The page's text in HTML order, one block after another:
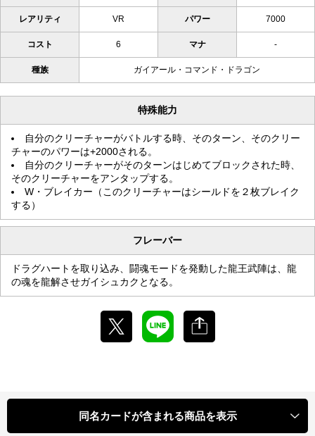
レアリティ VR パワー 7000
コスト 6 マナ -
種族 ガイアール・コマンド・ドラゴン
特殊能力
自分のクリーチャーがバトルする時、そのターン、そのクリー
チャーのパワーは+2000される。
自分のクリーチャーがそのターンはじめてブロックされた時、
そのクリーチャーをアンタップする。
W・ブレイカー（このクリーチャーはシールドを２枚ブレイク
する）
フレーバー
ドラグハートを取り込み、闘魂モードを発動した龍王武陣は、龍
の魂を龍解させガイシュカクとなる。
同名カードが含まれる商品を表示